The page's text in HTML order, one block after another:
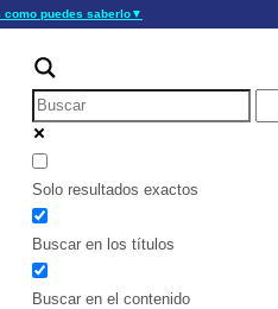
como puedes saberlo▼
oficiales .gob.do o .gov.do seguros utilizan
https://
dentro de .gob.do o .gov.do. Comparte
sólo en los sitios seguros de .gob.do
Solo resultados exactos
Buscar en los títulos
Buscar en el contenido